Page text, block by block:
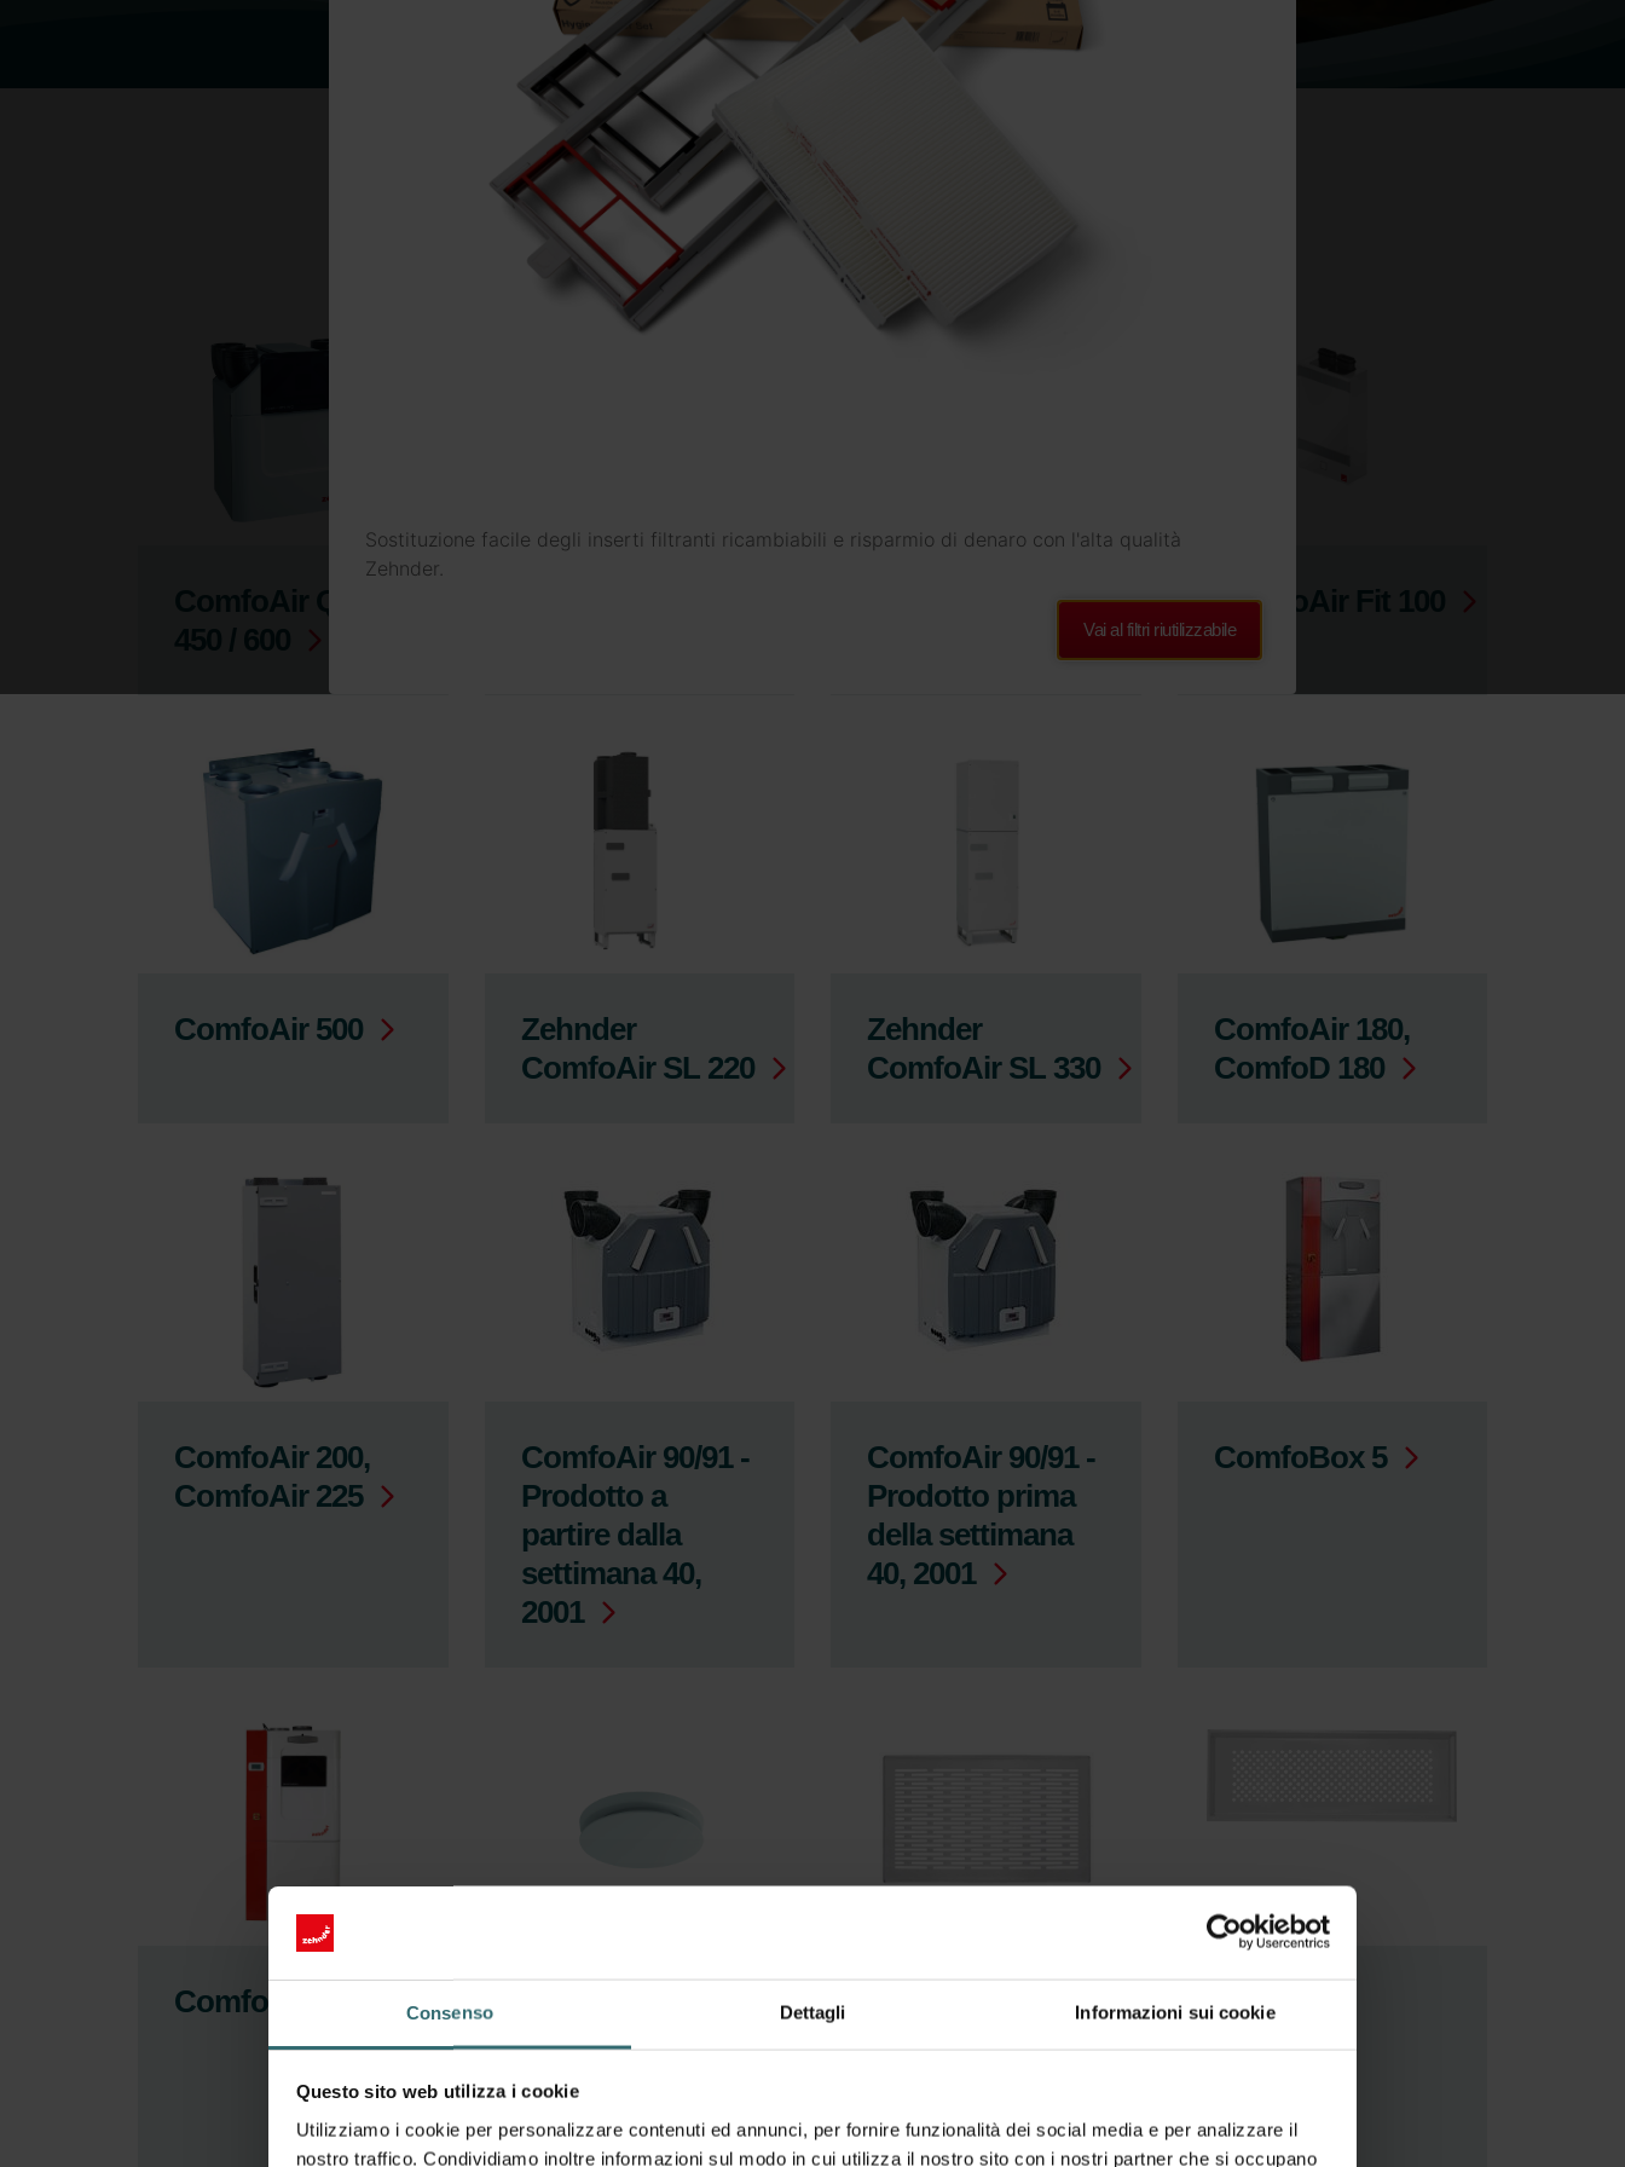
Consenso Dettagli Informazioni sui cookie
Questo sito web utilizza i cookie
Utilizziamo i cookie per personalizzare contenuti ed annunci, per fornire funzionalità dei social media e per analizzare il
nostro traffico. Condividiamo inoltre informazioni sul modo in cui utilizza il nostro sito con i nostri partner che si occupano
Benvenuti nello shop ufficiale Zehnder
Seleziona una categoria per visualizzare i filtri disponibili.
ComfoAir Flex ComfoAir Fit 100
ComfoAir 500
Zehnder
ComfoAir SL 220
Zehnder
ComfoAir SL 330
ComfoAir 180,
ComfoD 180
ComfoAir 200,
ComfoAir 225
ComfoAir 90/91 -
Prodotto a
partire dalla
settimana 40,
2001
ComfoAir 90/91 -
Prodotto prima
della settimana
40, 2001
ComfoBox 5
ComfoBox Q
aspirazione
Zehnder
ComfoValve
Luna E125
CLF
Sostituzione facile degli inserti filtranti ricambiabili e risparmio di denaro con l'alta qualità
Zehnder.
Vai al filtri riutilizzabile